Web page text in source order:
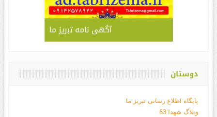
آگهی نامه تبریز ما
دوستان
پایگاه اطلاع رسانی تبریز ما
وبلاگ شهدا 63